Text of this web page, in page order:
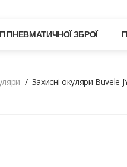
ПНЕВМАТИЧНОЇ ЗБРОЇ
Захисні окуляри Buvele